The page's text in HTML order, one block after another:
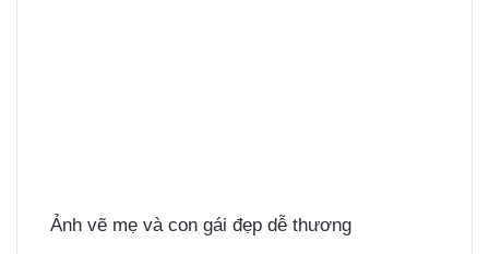
Ảnh vẽ mẹ và con gái đẹp dễ thương